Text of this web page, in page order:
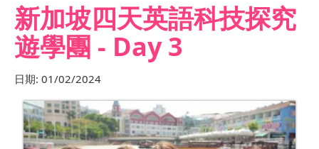
新加坡四天英語科技探究
遊學團 - Day 3
日期: 01/02/2024